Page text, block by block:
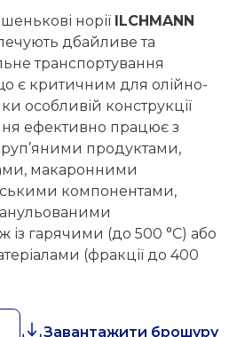
норії ILCHMANN
дбайливе та
транспортування
є критичним для олійно-
особливій конструкції
ефективно працює з
продуктами,
макаронними
компонентами,
із гарячими (до 500 °C) або
(фракції до 400
Завантажити брошуру